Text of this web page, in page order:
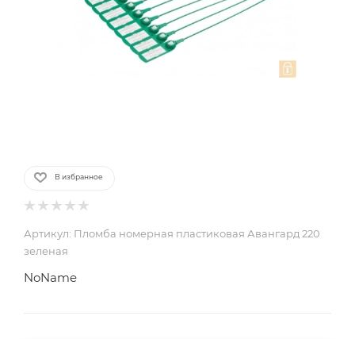
В избранное
Артикул: Пломба номерная пластиковая Авангард 220
зеленая
NoName